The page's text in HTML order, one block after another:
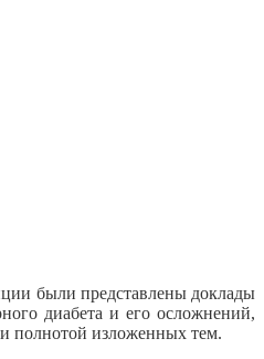
были представлены доклады
диабета и его осложнений,
полнотой изложенных тем.